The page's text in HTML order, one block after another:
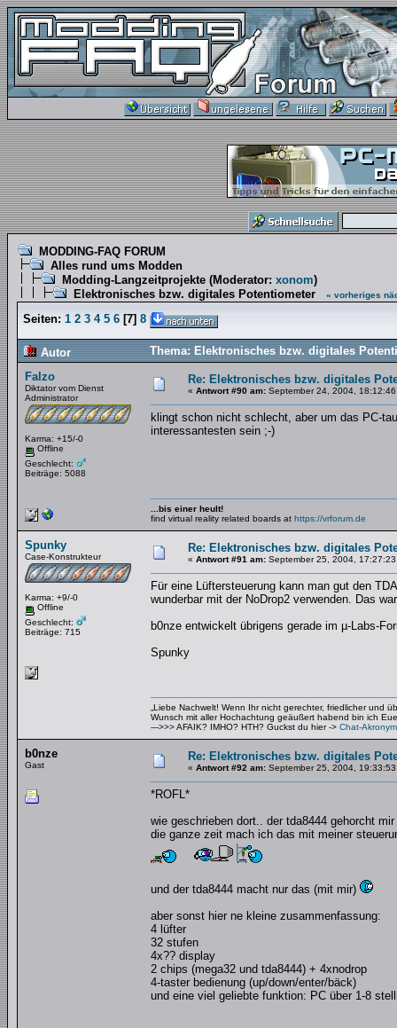
MODDING-FAQ FORUM
Alles rund ums Modden
Modding-Langzeitprojekte (Moderator: xonom)
Elektronisches bzw. digitales Potentiometer
« vorheriges
Seiten: 1 2 3 4 5 6 [7] 8
Autor
Thema: Elektronisches bzw. digitales
Falzo
Diktator vom Dienst
Administrator
Karma: +15/-0
Offline
Geschlecht:
Beiträge: 5088
Re: Elektronisches bzw. digitales
« Antwort #90 am: September 24, 2004,
klingt schon nicht schlecht, aber um das PC-
interessantesten sein ;-)
...bis einer heult!
find virtual reality related boards at https://vrforum.de
Spunky
Case-Konstrukteur
Karma: +9/-0
Offline
Geschlecht:
Beiträge: 715
Re: Elektronisches bzw. digitales
« Antwort #91 am: September 25, 2004,
Für eine Lüftersteuerung kann man gut den
wunderbar mit der NoDrop2 verwenden. Das
b0nze entwickelt übrigens gerade im µ-Labs-
Spunky
„Liebe Nachwelt! Wenn Ihr nicht gerechter, friedlicher und
Wunsch mit aller Hochachtung geäußert habend bin ich
--->>> AFAIK? IMHO? HTH? Guckst du hier -> Chat-
b0nze
Gast
Re: Elektronisches bzw. digitales
« Antwort #92 am: September 25, 2004,
*ROFL*
wie geschrieben dort.. der tda8444 gehorcht
die ganze zeit mach ich das mit meiner
und der tda8444 macht nur das (mit mir)
aber sonst hier ne kleine zusammenfassung:
4 lüfter
32 stufen
4x?? display
2 chips (mega32 und tda8444) + 4xnodrop
4-taster bedienung (up/down/enter/bäck)
und eine viel geliebte funktion: PC über 1-8